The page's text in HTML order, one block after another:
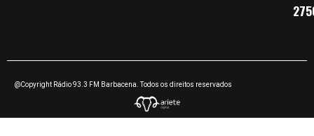
@Copyright Rádio 93.3 FM Barbacena. Todos os direitos reservados